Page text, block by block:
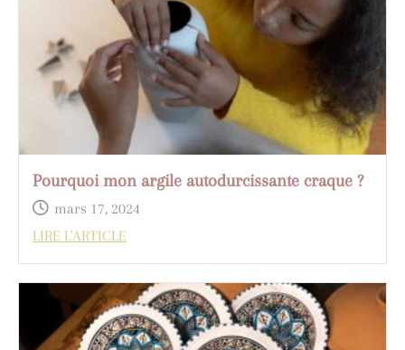
Pourquoi mon argile autodurcissante craque ?
mars 17, 2024
LIRE L'ARTICLE